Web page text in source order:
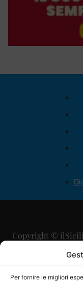
Per fornire le migliori
Copyright ©